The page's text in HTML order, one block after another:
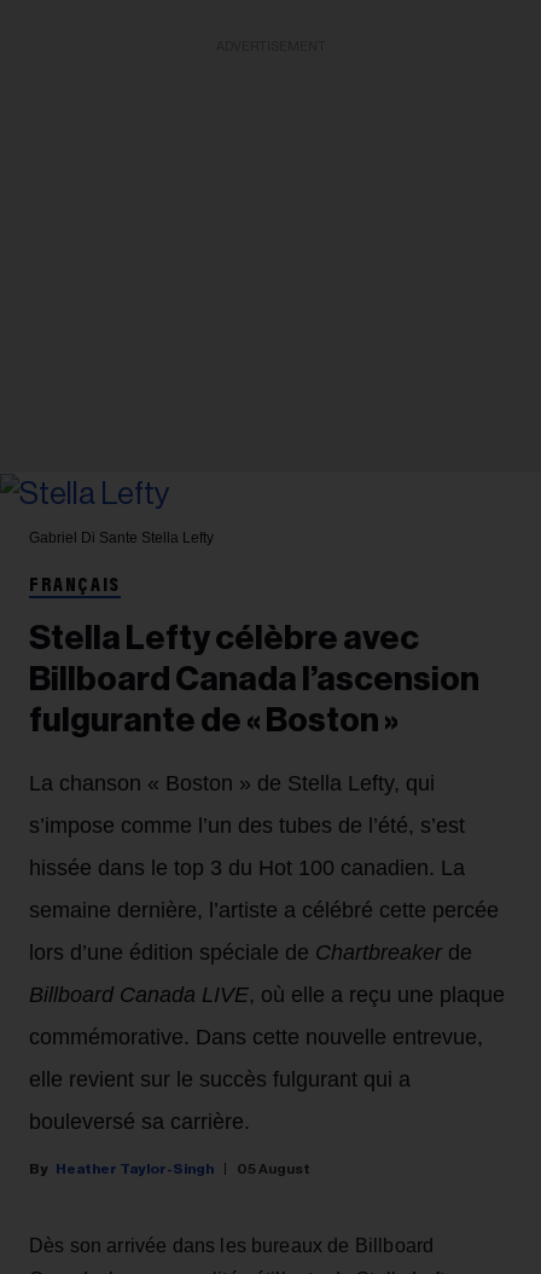
Gabriel Di Sante Stella Lefty
FRANÇAIS
Stella Lefty célèbre avec
Billboard Canada l’ascension
fulgurante de « Boston »
La chanson « Boston » de Stella Lefty, qui
s’impose comme l’un des tubes de l’été, s’est
hissée dans le top 3 du Hot 100 canadien. La
semaine dernière, l’artiste a célébré cette percée
lors d’une édition spéciale de Chartbreaker de
Billboard Canada LIVE, où elle a reçu une plaque
commémorative. Dans cette nouvelle entrevue,
elle revient sur le succès fulgurant qui a
bouleversé sa carrière.
Heather Taylor-Singh 05 August
Dès son arrivée dans les bureaux de Billboard